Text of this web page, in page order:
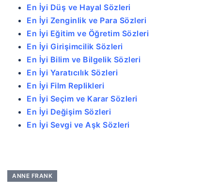
En İyi Düş ve Hayal Sözleri
En İyi Zenginlik ve Para Sözleri
En İyi Eğitim ve Öğretim Sözleri
En İyi Girişimcilik Sözleri
En İyi Bilim ve Bilgelik Sözleri
En İyi Yaratıcılık Sözleri
En İyi Film Replikleri
En İyi Seçim ve Karar Sözleri
En İyi Değişim Sözleri
En İyi Sevgi ve Aşk Sözleri
ANNE FRANK